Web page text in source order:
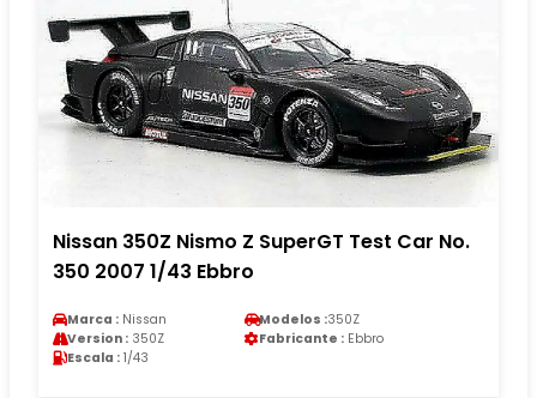
Nissan 350Z Nismo Z SuperGT Test Car No.
350 2007 1/43 Ebbro
Marca : Nissan Modelos :350Z
Version : 350Z Fabricante : Ebbro
Escala : 1/43